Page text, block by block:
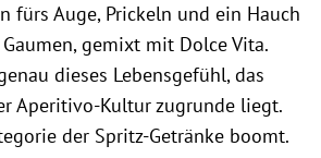
fürs Auge, Prickeln und ein Hauch
gemixt mit Dolce Vita.
dieses Lebensgefühl, das
Aperitivo-Kultur zugrunde liegt.
der Spritz-Getränke boomt.